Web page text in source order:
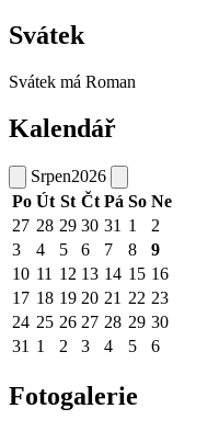
Svátek
Svátek má Roman
Kalendář
Srpen2026
Po Út St Čt Pá So Ne
27 28 29 30 31 1
2
3
4 5 6 7 8
9
10 11 12 13 14 15 16
17 18 19 20 21 22 23
24 25 26 27 28 29 30
31 1 2 3 4 5 6
Fotogalerie